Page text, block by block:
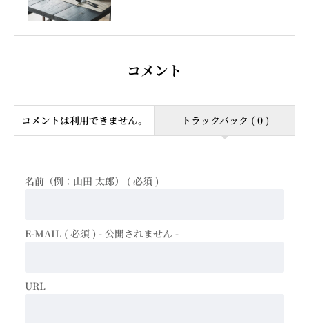
コメント
コメントは利用できません。 トラックバック ( 0 )
名前（例：山田 太郎） ( 必須 )
E-MAIL ( 必須 ) - 公開されません -
URL